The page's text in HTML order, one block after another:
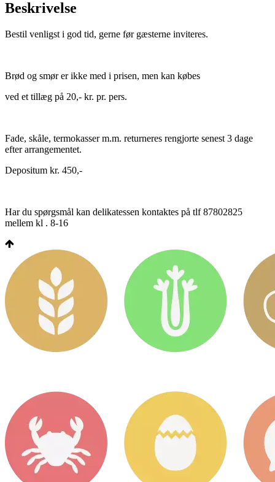
Beskrivelse
Bestil venligst i god tid, gerne før gæsterne inviteres.
Brød og smør er ikke med i prisen, men kan købes
ved et tillæg på 20,- kr. pr. pers.
Fade, skåle, termokasser m.m. returneres rengjorte senest 3 dage
efter arrangementet.
Depositum kr. 450,-
Har du spørgsmål kan delikatessen kontaktes på tlf 87802825
mellem kl . 8-16